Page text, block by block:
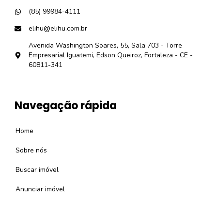
(85) 99984-4111
elihu@elihu.com.br
Avenida Washington Soares, 55, Sala 703 - Torre
Empresarial Iguatemi, Edson Queiroz, Fortaleza - CE -
60811-341
Navegação rápida
Home
Sobre nós
Buscar imóvel
Anunciar imóvel